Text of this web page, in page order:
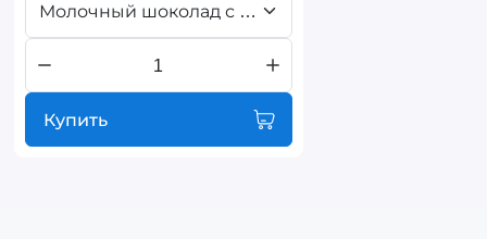
Молочный шоколад с молочноореховой пастой
Купить